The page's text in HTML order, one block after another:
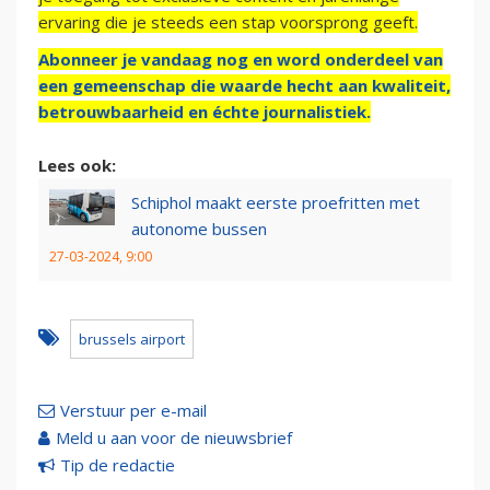
ervaring die je steeds een stap voorsprong geeft.
Abonneer je vandaag nog en word onderdeel van
een gemeenschap die waarde hecht aan kwaliteit,
betrouwbaarheid en échte journalistiek.
Lees ook:
Schiphol maakt eerste proefritten met
autonome bussen
27-03-2024, 9:00
brussels airport
Verstuur per e-mail
Meld u aan voor de nieuwsbrief
Tip de redactie